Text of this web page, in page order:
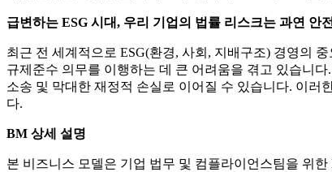
급변하는 ESG 시대, 우리 기업의 법률 리스크는 과연 안
최근 전 세계적으로 ESG(환경, 사회, 지배구조) 경영의
규제준수 의무를 이행하는 데 큰 어려움을 겪고 있습니
소송 및 막대한 재정적 손실로 이어질 수 있습니다. 이러
다.
BM 상세 설명
본 비즈니스 모델은 기업 법무 및 컴플라이언스팀을 위